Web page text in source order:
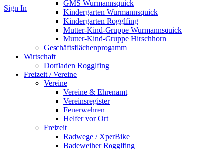
Sign In
GMS Wurmannsquick
Kindergarten Wurmannsquick
Kindergarten Rogglfing
Mutter-Kind-Gruppe Wurmannsquick
Mutter-Kind-Gruppe Hirschhorn
Geschäftsflächenprogamm
Wirtschaft
Dorfladen Rogglfing
Freizeit / Vereine
Vereine
Vereine & Ehrenamt
Vereinsregister
Feuerwehren
Helfer vor Ort
Freizeit
Radwege / XperBike
Badeweiher Rogglfing